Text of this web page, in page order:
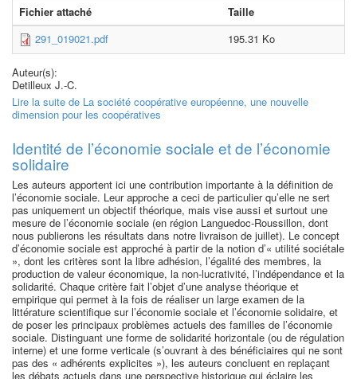
Fichier attaché
Taille
291_019021.pdf
195.31 Ko
Auteur(s):
Detilleux J.-C.
Lire la suite de La société coopérative européenne, une nouvelle
dimension pour les coopératives
Identité de l’économie sociale et de l’économie
solidaire
Les auteurs apportent ici une contribution importante à la définition de
l’économie sociale. Leur approche a ceci de particulier qu’elle ne sert
pas uniquement un objectif théorique, mais vise aussi et surtout une
mesure de l’économie sociale (en région Languedoc-Roussillon, dont
nous publierons les résultats dans notre livraison de juillet). Le concept
d’économie sociale est approché à partir de la notion d’« utilité sociétale
», dont les critères sont la libre adhésion, l’égalité des membres, la
production de valeur économique, la non-lucrativité, l’indépendance et la
solidarité. Chaque critère fait l’objet d’une analyse théorique et
empirique qui permet à la fois de réaliser un large examen de la
littérature scientifique sur l’économie sociale et l’économie solidaire, et
de poser les principaux problèmes actuels des familles de l’économie
sociale. Distinguant une forme de solidarité horizontale (ou de régulation
interne) et une forme verticale (s’ouvrant à des bénéficiaires qui ne sont
pas des « adhérents explicites »), les auteurs concluent en replaçant
les débats actuels dans une perspective historique qui éclaire les